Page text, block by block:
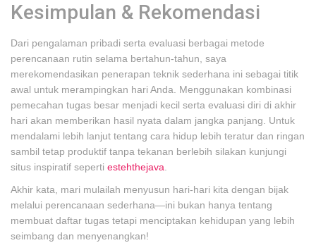
Kesimpulan & Rekomendasi
Dari pengalaman pribadi serta evaluasi berbagai metode
perencanaan rutin selama bertahun-tahun, saya
merekomendasikan penerapan teknik sederhana ini sebagai titik
awal untuk merampingkan hari Anda. Menggunakan kombinasi
pemecahan tugas besar menjadi kecil serta evaluasi diri di akhir
hari akan memberikan hasil nyata dalam jangka panjang. Untuk
mendalami lebih lanjut tentang cara hidup lebih teratur dan ringan
sambil tetap produktif tanpa tekanan berlebih silakan kunjungi
situs inspiratif seperti estehthejava
Akhir kata, mari mulailah menyusun hari-hari kita dengan bijak
melalui perencanaan sederhana—ini bukan hanya tentang
membuat daftar tugas tetapi menciptakan kehidupan yang lebih
seimbang dan menyenangkan!